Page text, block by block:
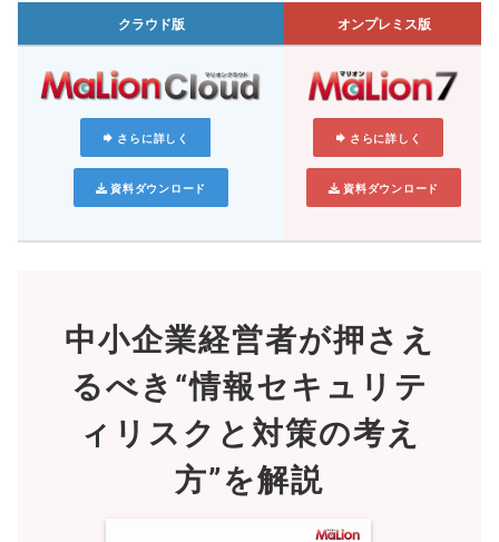
クラウド版 オンプレミス版
さらに詳しく
資料ダウンロード
さらに詳しく
資料ダウンロード
中小企業経営者が押さえ
るべき“情報セキュリテ
ィリスクと対策の考え
方”を解説